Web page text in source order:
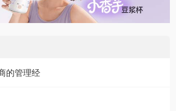
的管理经